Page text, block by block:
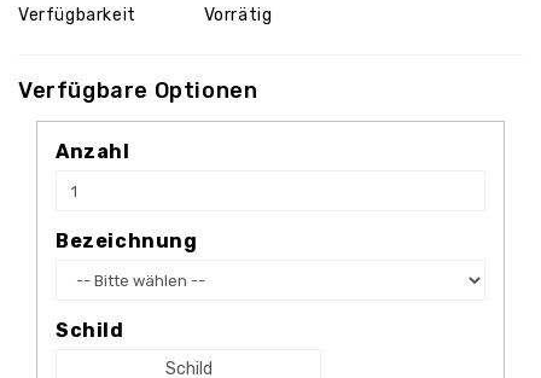
Verfügbarkeit Vorrätig
Verfügbare Optionen
Anzahl
Bezeichnung
Schild
Schild